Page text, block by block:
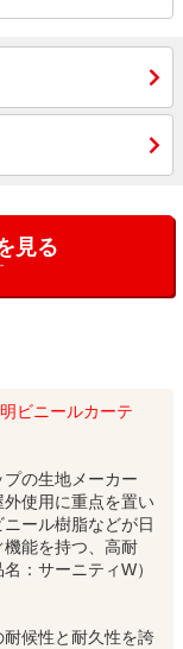
見る
ビニールカーテ
の生地メーカー
外使用に重点を置い
ール樹脂などが日
能を持つ、高耐
：サーニティW）
候性と耐久性を誇